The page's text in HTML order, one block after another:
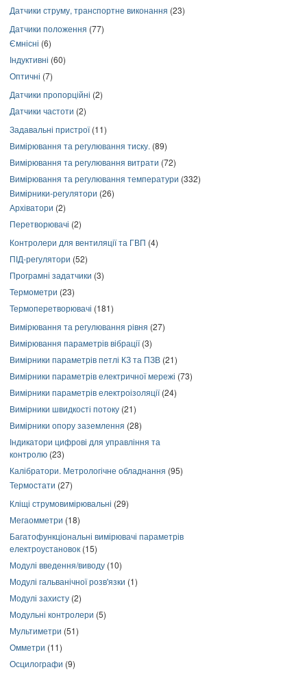
Датчики струму, транспортне виконання (23)
Датчики положення (77)
Ємнісні (6)
Індуктивні (60)
Оптичні (7)
Датчики пропорційні (2)
Датчики частоти (2)
Задавальні пристрої(11)
Вимірювання та регулювання тиску. (89)
Вимірювання та регулювання витрати (72)
Вимірювання та регулювання температури (332)
Вимірники-регулятори (26)
Архіватори (2)
Перетворювачі (2)
Контролери для вентиляції та ГВП (4)
ПІД-регулятори (52)
Програмні задатчики (3)
Термометри (23)
Термоперетворювачі (181)
Вимірювання та регулювання рівня (27)
Вимірювання параметрів вібрації(3)
Вимірники параметрів петлі КЗ та ПЗВ (21)
Вимірники параметрів електричної мережі (73)
Вимірники параметрів електроізоляції(24)
Вимірники швидкості потоку (21)
Вимірники опору заземлення (28)
Індикатори цифрові для управління та
контролю (23)
Калібратори. Метрологічне обладнання (95)
Термостати (27)
Кліщі струмовимірювальні (29)
Мегаомметри (18)
Багатофункціональні вимірювачі параметрів
електроустановок (15)
Модулі введення/виводу (10)
Модулі гальванічної розв'язки (1)
Модулі захисту (2)
Модульні контролери (5)
Мультиметри (51)
Омметри (11)
Осцилографи (9)